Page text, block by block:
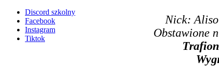
Discord szkolny
Facebook
Instagram
Tiktok
Nick:
Obstawione